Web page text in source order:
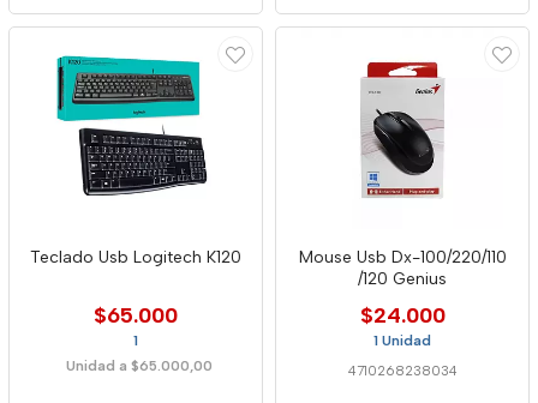
Teclado Usb Logitech K120
$65.000
1
Unidad a $65.000,00
Mouse Usb Dx-100/220/110
/120 Genius
$24.000
1 Unidad
4710268238034